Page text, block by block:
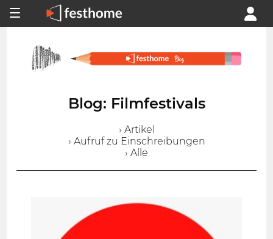
Blog: Filmfestivals
› Artikel
› Aufruf zu Einschreibungen
› Alle